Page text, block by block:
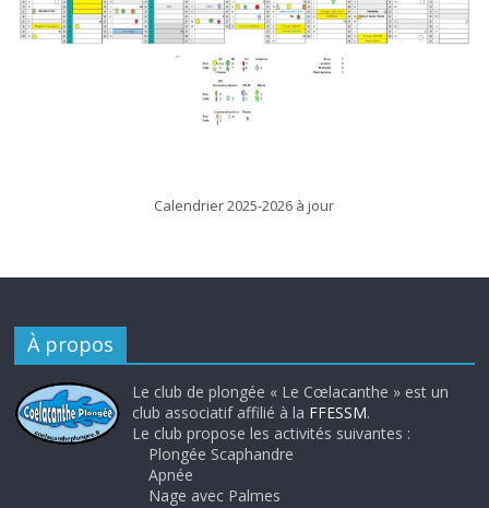
Calendrier 2025-2026 à jour
À propos
Le club de plongée « Le Cœlacanthe » est un
club associatif affilié à la FFESSM.
Le club propose les activités suivantes :
Plongée Scaphandre
Apnée
Nage avec Palmes